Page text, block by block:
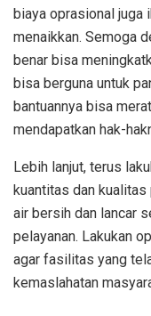
biaya oprasional juga
menaikkan. Semoga
benar bisa
bisa berguna untuk
bantuannya bisa
mendapatkan hak-
Lebih lanjut, terus
kuantitas dan
air bersih dan lancar
pelayanan. Lakukan
agar fasilitas yang
kemaslahatan